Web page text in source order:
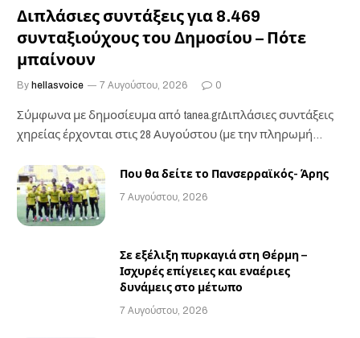
Διπλάσιες συντάξεις για 8.469
συνταξιούχους του Δημοσίου – Πότε
μπαίνουν
By hellasvoice 7 Αυγούστου, 2026 0
Σύμφωνα με δημοσίευμα από tanea.grΔιπλάσιες συντάξεις
χηρείας έρχονται στις 28 Αυγούστου (με την πληρωμή
Που θα δείτε το Πανσερραϊκός- Άρης
7 Αυγούστου, 2026
Σε εξέλιξη πυρκαγιά στη Θέρμη –
Ισχυρές επίγειες και εναέριες
δυνάμεις στο μέτωπο
7 Αυγούστου, 2026